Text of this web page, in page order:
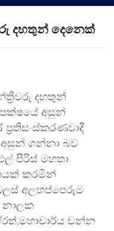
දහතුන් දෙනෙක්
දහතුන්
අසුන්
ගන්නා බව
පීරිස් මහතා
කරමින්
අලහප්පෙරුම
නාලක
චන්න